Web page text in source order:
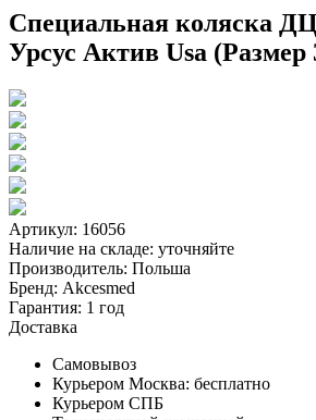
Специальная коляска
Урсус Актив Usa (Размер
Артикул: 16056
Наличие на складе: уточняйте
Производитель: Польша
Бренд: Akcesmed
Гарантия: 1 год
Доставка
Самовывоз
Курьером Москва: бесплатно
Курьером СПБ